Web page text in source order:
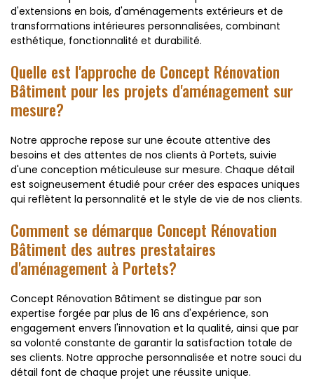
d'extensions en bois, d'aménagements extérieurs et de
transformations intérieures personnalisées, combinant
esthétique, fonctionnalité et durabilité.
Quelle est l'approche de Concept Rénovation
Bâtiment pour les projets d'aménagement sur
mesure?
Notre approche repose sur une écoute attentive des
besoins et des attentes de nos clients à Portets, suivie
d'une conception méticuleuse sur mesure. Chaque détail
est soigneusement étudié pour créer des espaces uniques
qui reflètent la personnalité et le style de vie de nos clients.
Comment se démarque Concept Rénovation
Bâtiment des autres prestataires
d'aménagement à Portets?
Concept Rénovation Bâtiment se distingue par son
expertise forgée par plus de 16 ans d'expérience, son
engagement envers l'innovation et la qualité, ainsi que par
sa volonté constante de garantir la satisfaction totale de
ses clients. Notre approche personnalisée et notre souci du
détail font de chaque projet une réussite unique.